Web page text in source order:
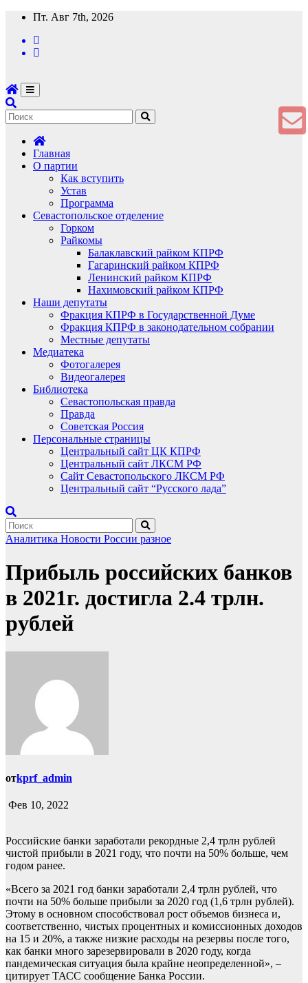
Перейти
содержимому
Пт. Авг 7th, 2026
Главная
О партии
Как вступить
Устав
Программа
Севастопольское отделение
Горком
Райкомы
Балаклавский райком КПРФ
Гагаринский райком КПРФ
Ленинский райком КПРФ
Нахимовский райком КПРФ
Наши депутаты
Фракция КПРФ в Государственной Думе
Фракция КПРФ в законодательном собрании
Местные депутаты
Медиатека
Фотогалерея
Видеогалерея
Библиотека
Севастопольская правда
Правда
Советская Россия
Персональные страницы
Центральный сайт ЦК КПРФ
Центральный сайт ЛКСМ РФ
Сайт Севастопольского ЛКСМ РФ
Центральный сайт “Русского лада”
Аналитика Новости России разное
Прибыль российских банков
в 2021г. достигла 2.4 трлн.
рублей
отkprf_admin
Фев 10, 2022
Российские банки заработали рекордные 2,4 трлн рублей
чистой прибыли в 2021 году, что почти на 50% больше, чем
годом ранее.
«Всего за 2021 год банки заработали 2,4 трлн рублей, что
почти на 50% больше прибыли за 2020 год (1,6 трлн рублей).
Этому в основном способствовал рост объемов бизнеса и,
соответственно, чистых процентных и комиссионных доходов
на 15 и 20%, а также низкие расходы на резервы после того,
как банки много зарезервировали в 2020 году, когда
пандемическая ситуация была крайне неопределенной», –
цитирует ТАСС сообщение Банка России.